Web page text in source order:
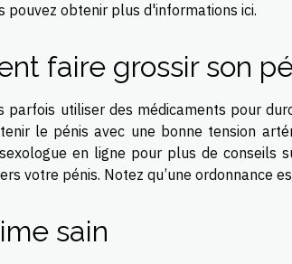
pouvez obtenir plus d'informations ici.
faire grossir son
parfois utiliser des médicaments pour
le pénis avec une bonne tension
en ligne pour plus de conseils
votre pénis. Notez qu’une ordonnance
sain